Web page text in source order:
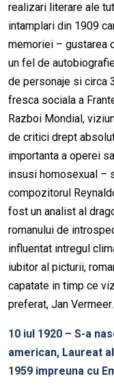
realizari literare ale
intamplari din 1909
memoriei – gustarea
un fel de
de personaje si circa
fresca sociala a
Razboi Mondial,
de critici drept
importanta a operei
insusi homosexual –
compozitorul
fost un analist al
romanului de
influentat intregul
iubitor al picturii,
capatate in timp ce
preferat, Jan Vermeer.
10 iul 1920 – S-a
american, Laureat
1959 impreuna cu